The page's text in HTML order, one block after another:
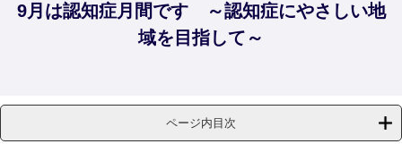
9月は認知症月間です ～認知症にやさしい地
域を目指して～
ページ内目次